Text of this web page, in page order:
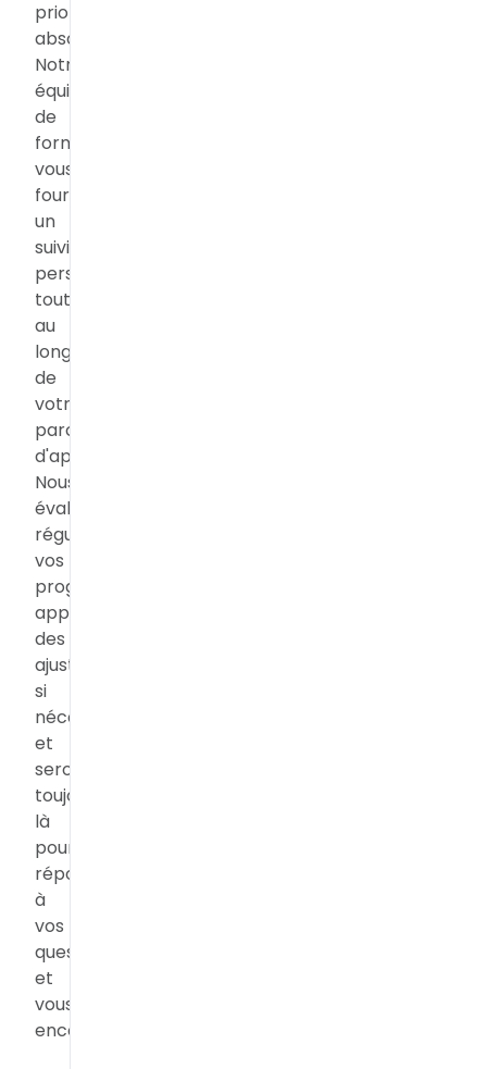
priorité
absolue.
Notre
équipe
de
formateurs
vous
fournira
un
suivi
personnalisé
tout
au
long
de
votre
parcours
d'apprentissage.
Nous
évaluerons
régulièrement
vos
progrès,
apporterons
des
ajustements
si
nécessaires
et
seront
toujours
là
pour
répondre
à
vos
questions
et
vous
encourager.